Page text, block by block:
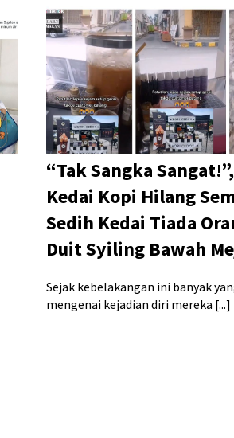
“Tak Sangka
Kedai Kopi Hilang
Sedih Kedai Tiada
Duit Syiling Bawah
Sejak kebelakangan ini banyak
mengenai kejadian diri mereka [...]